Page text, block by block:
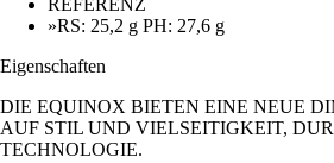
REFERENZ
»RS: 25,2 g PH: 27,6 g
Eigenschaften
DIE EQUINOX BIETEN EINE NEUE
AUF STIL UND VIELSEITIGKEIT,
TECHNOLOGIE.